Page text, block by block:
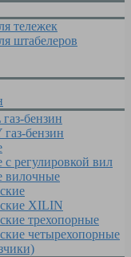
тележек
штабелеров
бензин
бензин
регулировкой вил
вилочные
XILIN
трехопорные
четырехопорные